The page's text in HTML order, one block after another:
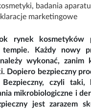
, badania
marketingowe
rynek kosmetyków
tempie. Każdy nowy
wykonać, zanim
Dopiero bezpieczny
czyli taki,
mikrobiologiczne i
jest zarazem